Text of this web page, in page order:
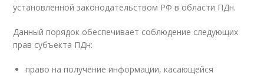
установленной законодательством РФ в области ПДн.
Данный порядок обеспечивает соблюдение следующих
прав субъекта ПДн:
право на получение информации, касающейся